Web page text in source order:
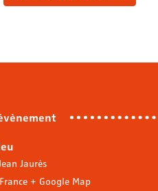
Jaurès
France + Google Map